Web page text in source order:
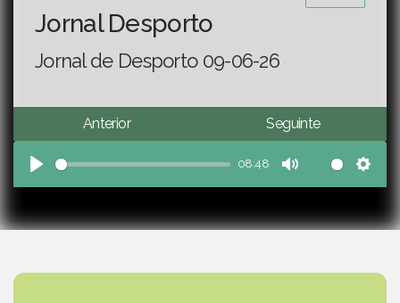
Jornal Desporto
Jornal de Desporto 09-06-26
Anterior Seguinte
Play
08:48
Mute